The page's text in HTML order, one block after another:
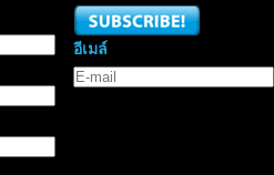
อีเมล์